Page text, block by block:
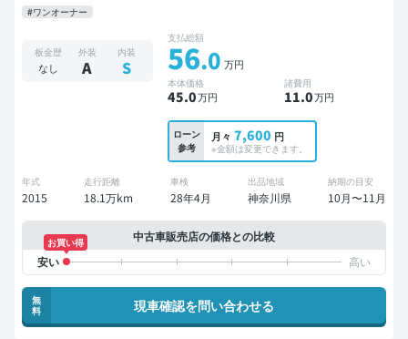
#ワンオーナー
板金歴
なし
外装
A
内装
S
支払総額
56.0 万円
本体価格
45.0万円
諸費用
11.0万円
ローン
参考
月々 7,600 円
※金額は変更できます。
年式
2015
走行距離
18.1万km
車検
28年4月
出品地域
神奈川県
納期の目安
10月〜11月
中古車販売店の価格との比較
お買い得
無
料
現車確認を問い合わせる